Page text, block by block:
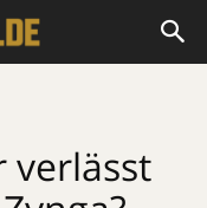
verlässt